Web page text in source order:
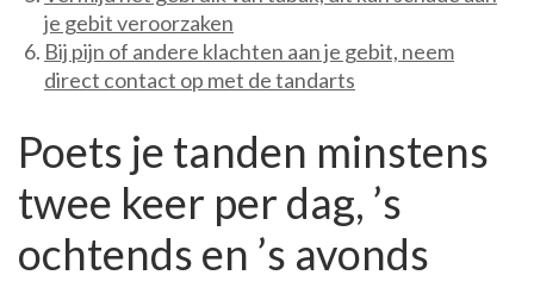
je gebit veroorzaken
Bij pijn of andere klachten aan je gebit, neem
direct contact op met de tandarts
Poets je tanden minstens
twee keer per dag, ’s
ochtends en ’s avonds